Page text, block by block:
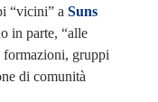
“vicini” a Suns
in parte, “alle
gruppi
di comunità